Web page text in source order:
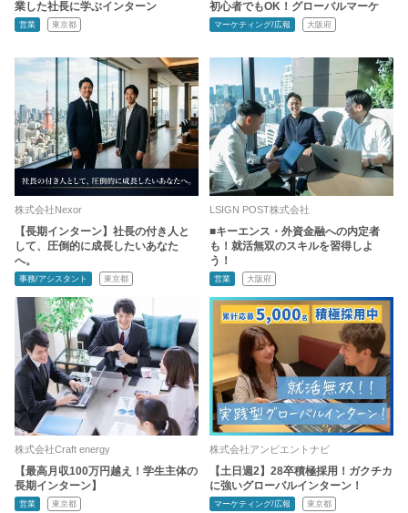
業した社長に学ぶインターン
営業 東京都
初心者でもOK！グローバルマーケ
マーケティング/広報 大阪府
株式会社Nexor
【長期インターン】社長の付き人と
して、圧倒的に成長したいあなた
へ。
事務/アシスタント 東京都
LSIGN POST株式会社
■キーエンス・外資金融への内定者
も！就活無双のスキルを習得しよ
う！
営業 大阪府
株式会社Craft energy
【最高月収100万円越え！学生主体の
長期インターン】
営業 東京都
株式会社アンビエントナビ
【土日週2】28卒積極採用！ガクチカ
に強いグローバルインターン！
マーケティング/広報 東京都